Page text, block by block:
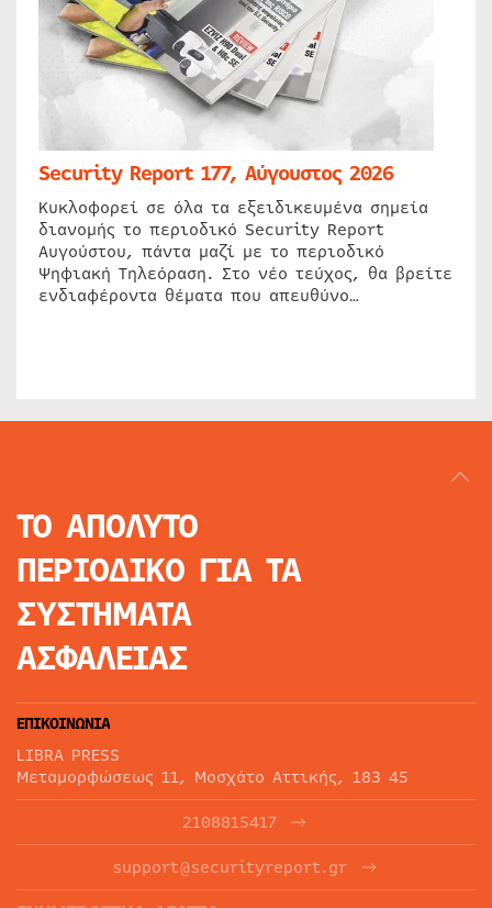
Security Report 177, Αύγουστος 2026
Κυκλοφορεί σε όλα τα εξειδικευμένα σημεία
διανομής το περιοδικό Security Report
Αυγούστου, πάντα μαζί με το περιοδικό
Ψηφιακή Τηλεόραση. Στο νέο τεύχος, θα βρείτε
ενδιαφέροντα θέματα που απευθύνο…
ΤΟ ΑΠΟΛΥΤΟ
ΠΕΡΙΟΔΙΚΟ ΓΙΑ ΤΑ
ΣΥΣΤΗΜΑΤΑ
ΑΣΦΑΛΕΙΑΣ
ΕΠΙΚΟΙΝΩΝΙΑ
LIBRA PRESS
Μεταμορφώσεως 11, Μοσχάτο Αττικής, 183 45
2108815417
support@securityreport.gr